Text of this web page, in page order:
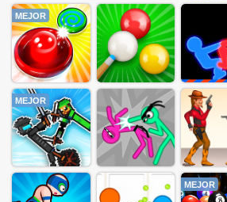
MEJOR
MEJOR
MEJOR